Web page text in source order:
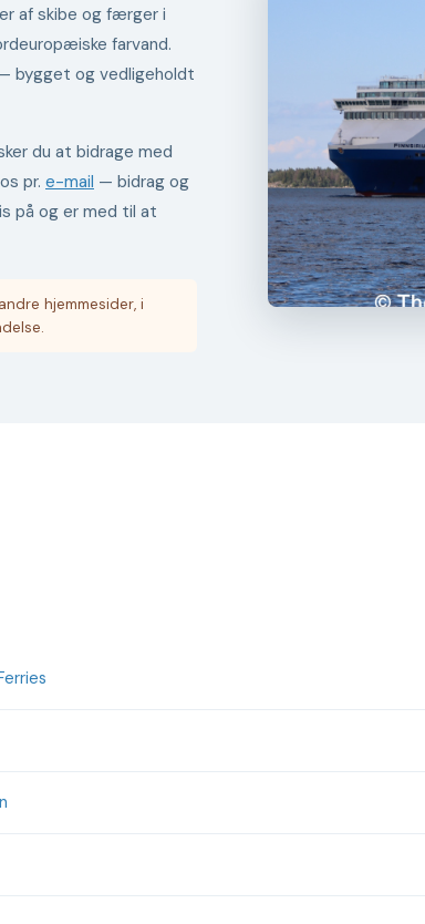
af skibe og færger i
farvand.
bygget og vedligeholdt
du at bidrage med
pr. e-mail — bidrag og
på og er med til at
hjemmesider, i